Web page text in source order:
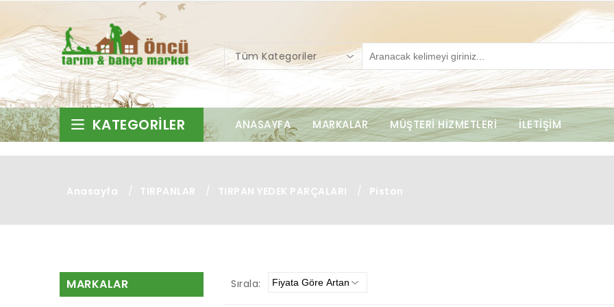
Tüm Kategoriler
KATEGORILER ANASAYFA MARKALAR MÜŞTERİ HİZMETLERİ İLETİŞİM
Anasayfa / TIRPANLAR / TIRPAN YEDEK PARÇALARI / Piston
MARKALAR Sırala: